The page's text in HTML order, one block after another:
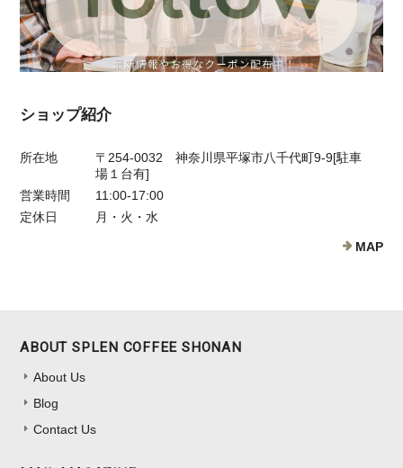
ショップ紹介
所在地
〒254-0032 神奈川県平塚市八千代町9-9[駐車
場１台有]
営業時間
11:00-17:00
定休日
月・火・水
MAP
ABOUT SPLEN COFFEE SHONAN
About Us
Blog
Contact Us